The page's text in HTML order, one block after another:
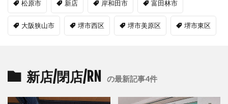
松原市 新店 岸和田市 富田林市
大阪狭山市 堺市西区 堺市美原区 堺市東区
新店/閉店/RN の最新記事4件